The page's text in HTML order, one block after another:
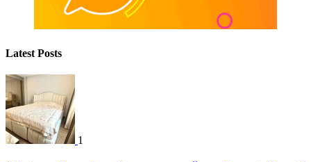
Latest Posts
1